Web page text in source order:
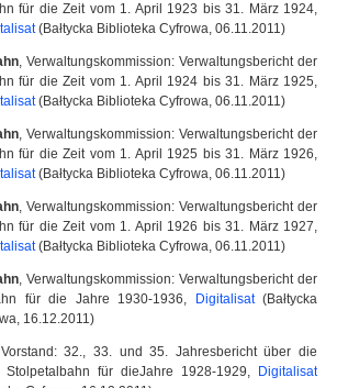
für die Zeit vom 1. April 1923 bis 31. März 1924,
(Bałtycka Biblioteka Cyfrowa, 06.11.2011)
, Verwaltungskommission: Verwaltungsbericht der
für die Zeit vom 1. April 1924 bis 31. März 1925,
(Bałtycka Biblioteka Cyfrowa, 06.11.2011)
, Verwaltungskommission: Verwaltungsbericht der
für die Zeit vom 1. April 1925 bis 31. März 1926,
(Bałtycka Biblioteka Cyfrowa, 06.11.2011)
, Verwaltungskommission: Verwaltungsbericht der
für die Zeit vom 1. April 1926 bis 31. März 1927,
(Bałtycka Biblioteka Cyfrowa, 06.11.2011)
, Verwaltungskommission: Verwaltungsbericht der
für die Jahre 1930-1936,
Digitalisat(Bałtycka
16.12.2011)
32., 33. und 35. Jahresbericht über die
Stolpetalbahn für dieJahre 1928-1929,
Digitalisat